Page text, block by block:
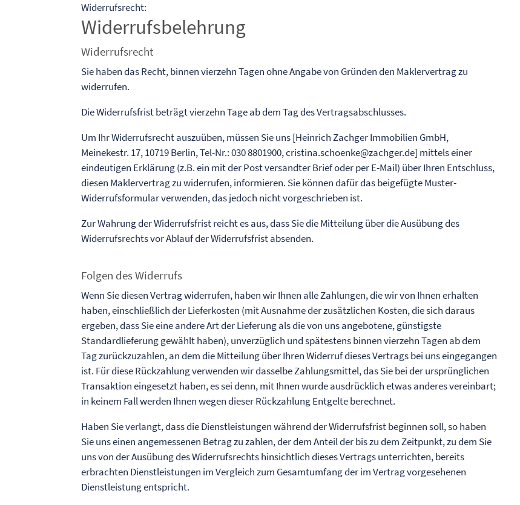
Widerrufsrecht:
Widerrufsbelehrung
Widerrufsrecht
Sie haben das Recht, binnen vierzehn Tagen ohne Angabe von Gründen den Maklervertrag zu
widerrufen.
Die Widerrufsfrist beträgt vierzehn Tage ab dem Tag des Vertragsabschlusses.
Um Ihr Widerrufsrecht auszuüben, müssen Sie uns [Heinrich Zachger Immobilien GmbH,
Meinekestr. 17, 10719 Berlin, Tel-Nr.: 030 8801900,cristina.schoenke@zachger.de] mittels einer
eindeutigen Erklärung (z.B. ein mit der Post versandter Brief oder per E-Mail) über Ihren Entschluss,
diesen Maklervertrag zu widerrufen, informieren. Sie können dafür das beigefügte Muster-
Widerrufsformular verwenden, das jedoch nicht vorgeschrieben ist.
Zur Wahrung der Widerrufsfrist reicht es aus, dass Sie die Mitteilung über die Ausübung des
Widerrufsrechts vor Ablauf der Widerrufsfrist absenden.
Folgen des Widerrufs
Wenn Sie diesen Vertrag widerrufen, haben wir Ihnen alle Zahlungen, die wir von Ihnen erhalten
haben, einschließlich der Lieferkosten (mit Ausnahme der zusätzlichen Kosten, die sich daraus
ergeben, dass Sie eine andere Art der Lieferung als die von uns angebotene, günstigste
Standardlieferung gewählt haben), unverzüglich und spätestens binnen vierzehn Tagen ab dem
Tag zurückzuzahlen, an dem die Mitteilung über Ihren Widerruf dieses Vertrags bei uns eingegangen
ist. Für diese Rückzahlung verwenden wir dasselbe Zahlungsmittel, das Sie bei der ursprünglichen
Transaktion eingesetzt haben, es sei denn, mit Ihnen wurde ausdrücklich etwas anderes vereinbart;
in keinem Fall werden Ihnen wegen dieser Rückzahlung Entgelte berechnet.
Haben Sie verlangt, dass die Dienstleistungen während der Widerrufsfrist beginnen soll, so haben
Sie uns einen angemessenen Betrag zu zahlen, der dem Anteil der bis zu dem Zeitpunkt, zu dem Sie
uns von der Ausübung des Widerrufsrechts hinsichtlich dieses Vertrags unterrichten, bereits
erbrachten Dienstleistungen im Vergleich zum Gesamtumfang der im Vertrag vorgesehenen
Dienstleistung entspricht.